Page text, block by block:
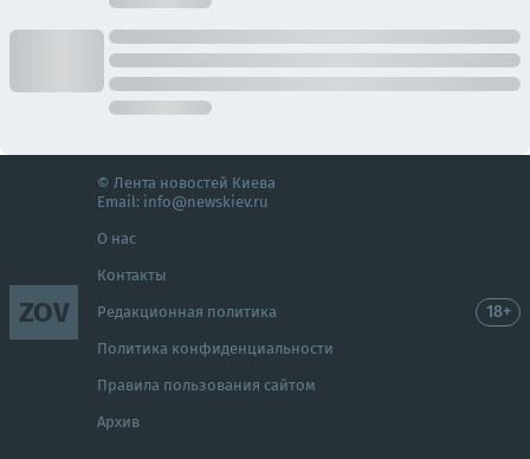
ZOV
© Лента новостей Киева
Email: info@newskiev.ru
О нас
Контакты
Редакционная политика
Политика конфиденциальности
Правила пользования сайтом
Архив
18+